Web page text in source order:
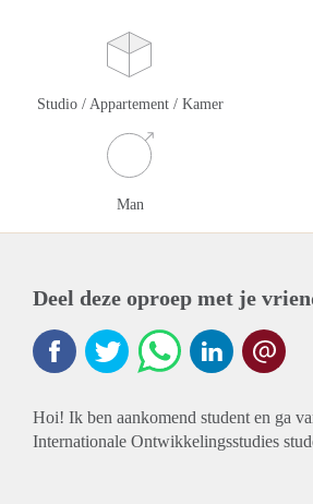
Studio / Appartement / Kamer
Man
Deel deze oproep met je
Hoi! Ik ben aankomend student en ga
Internationale Ontwikkelingsstudies